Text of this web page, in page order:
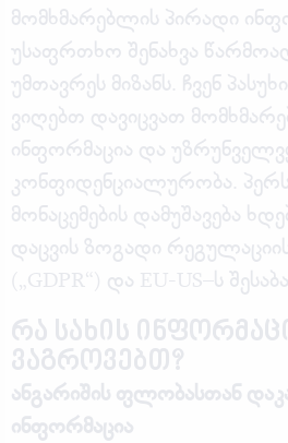
მომხმარებლის პირადი
უსაფრთხო შენახვა
უმთავრეს მიზანს. ჩვენ
ვიღებთ დავიცვათ
ინფორმაცია და
კონფიდენციალურობა.
მონაცემების დამუშავება
დაცვის ზოგადი
(„GDPR“) და EU-US–ს
რა სახის
ვაგროვებთ?
ანგარიშის ფლობასთან
ინფორმაცია